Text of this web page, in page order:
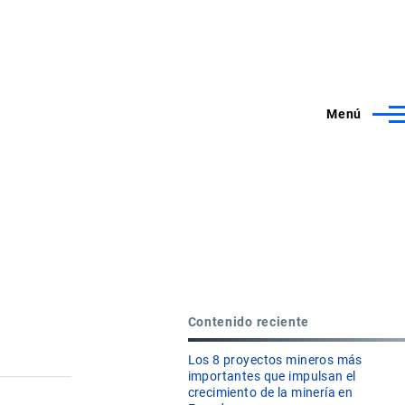
Menú
Contenido reciente
Los 8 proyectos mineros más
importantes que impulsan el
crecimiento de la minería en